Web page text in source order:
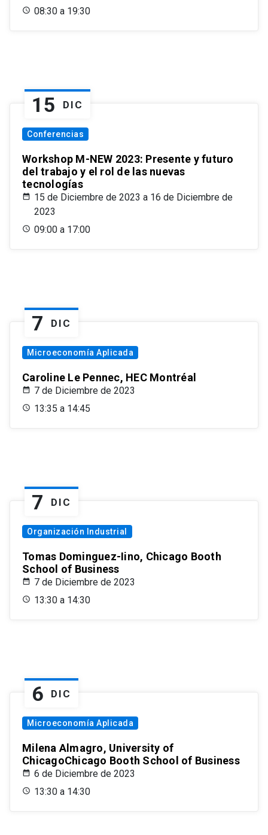
08:30 a 19:30
15 DIC
Conferencias
Workshop M-NEW 2023: Presente y futuro
del trabajo y el rol de las nuevas
tecnologías
15 de Diciembre de 2023 a 16 de Diciembre de
2023
09:00 a 17:00
7 DIC
Microeconomía Aplicada
Caroline Le Pennec, HEC Montréal
7 de Diciembre de 2023
13:35 a 14:45
7 DIC
Organización Industrial
Tomas Dominguez-Iino, Chicago Booth
School of Business
7 de Diciembre de 2023
13:30 a 14:30
6 DIC
Microeconomía Aplicada
Milena Almagro, University of
ChicagoChicago Booth School of Business
6 de Diciembre de 2023
13:30 a 14:30